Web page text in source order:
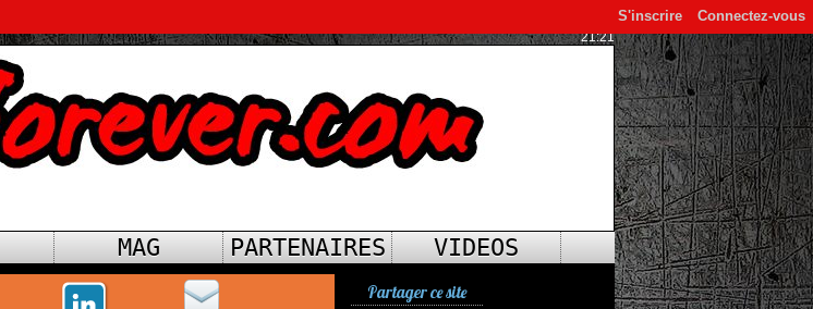
Connectez-vous
S'inscrire
21:21
MAG PARTENAIRES VIDEOS
Partager ce site